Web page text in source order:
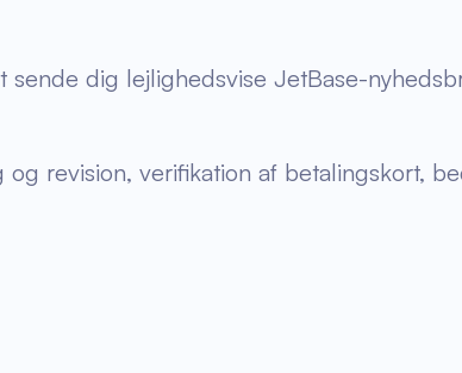
dig lejlighedsvise JetBase-
revision, verifikation af betalingskort,